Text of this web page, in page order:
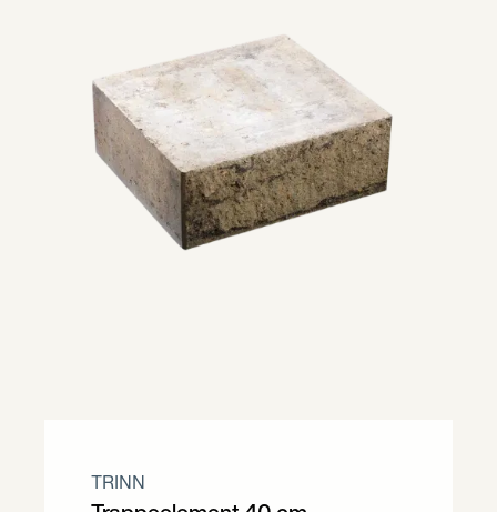
TRINN